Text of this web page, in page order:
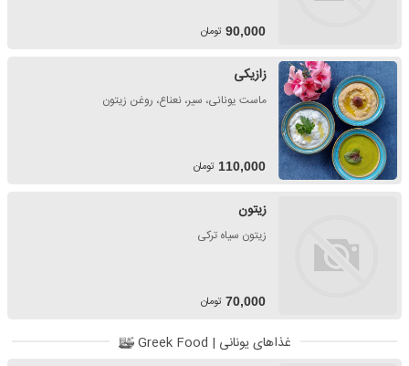
90,000 تومان
زازیکی
ماست یونانی، سیر، نعناع، روغن زیتون
110,000 تومان
زیتون
زیتون سیاه ترکی
70,000 تومان
غذاهای یونانی | Greek Food